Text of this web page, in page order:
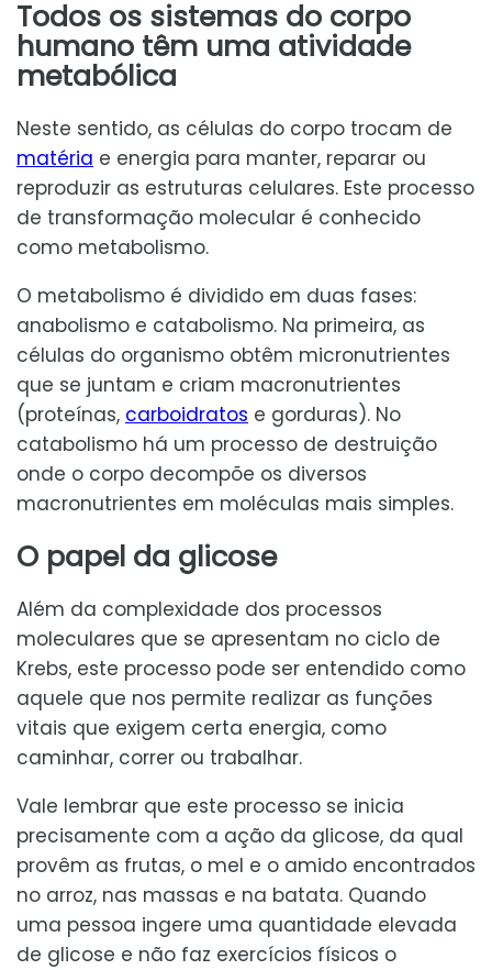
Todos os sistemas do corpo
humano têm uma atividade
metabólica
Neste sentido, as células do corpo trocam de
matéria e energia para manter, reparar ou
reproduzir as estruturas celulares. Este processo
de transformação molecular é conhecido
como metabolismo.
O metabolismo é dividido em duas fases:
anabolismo e catabolismo. Na primeira, as
células do organismo obtêm micronutrientes
que se juntam e criam macronutrientes
(proteínas, carboidratos e gorduras). No
catabolismo há um processo de destruição
onde o corpo decompõe os diversos
macronutrientes em moléculas mais simples.
O papel da glicose
Além da complexidade dos processos
moleculares que se apresentam no ciclo de
Krebs, este processo pode ser entendido como
aquele que nos permite realizar as funções
vitais que exigem certa energia, como
caminhar, correr ou trabalhar.
Vale lembrar que este processo se inicia
precisamente com a ação da glicose, da qual
provêm as frutas, o mel e o amido encontrados
no arroz, nas massas e na batata. Quando
uma pessoa ingere uma quantidade elevada
de glicose e não faz exercícios físicos o